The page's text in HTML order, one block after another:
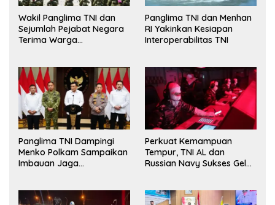
Wakil Panglima TNI dan
Sejumlah Pejabat Negara
Terima Warga
Panglima TNI dan Menhan
RI Yakinkan Kesiapan
Interoperabilitas TNI
Panglima TNI Dampingi
Menko Polkam Sampaikan
Imbauan Jaga
Perkuat Kemampuan
Tempur, TNI AL dan
Russian Navy Sukses Gelar